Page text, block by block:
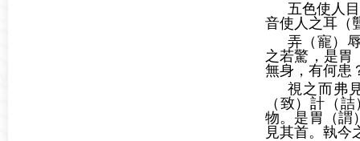
五色使人
音使人之耳（
弄（寵）
之若驚，是胃
無身，有何患
視之而弗
（致）計（
物。是胃（謂
見其首。執今